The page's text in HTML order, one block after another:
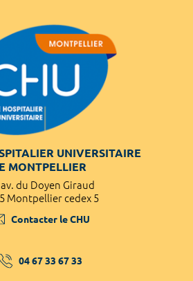
UNIVERSITAIRE
MONTPELLIER
du Doyen Giraud
Montpellier cedex 5
Contacter le CHU
04 67 33 67 33